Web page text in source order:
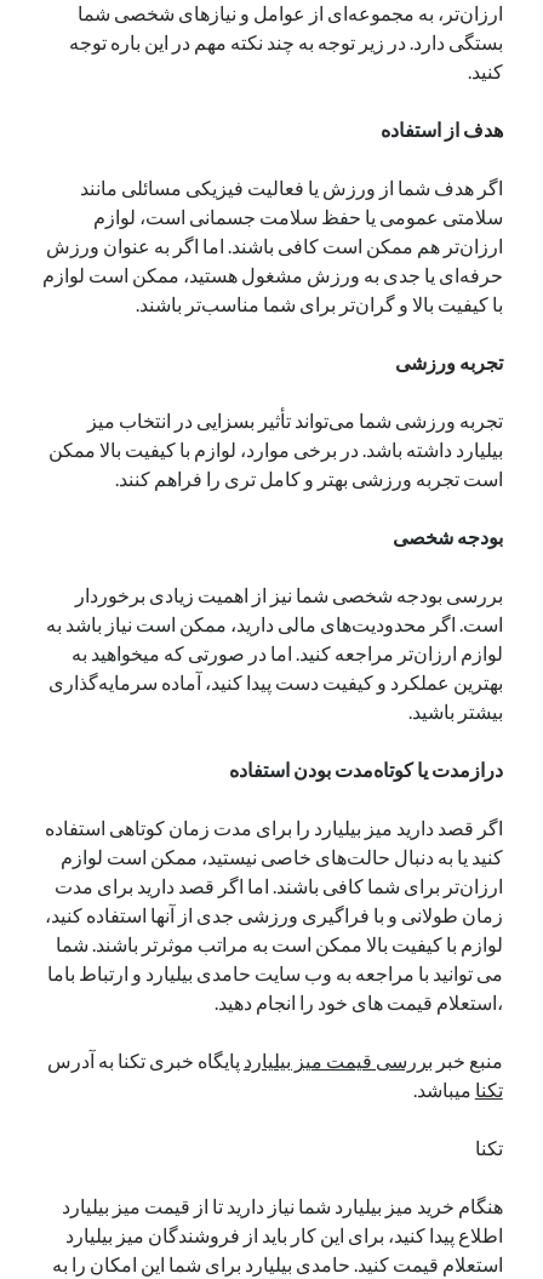
ارزان‌تر، به مجموعه‌ای از عوامل و نیازهای شخصی شما
بستگی دارد. در زیر توجه به چند نکته مهم در این باره توجه
کنید.
هدف از استفاده
اگر هدف شما از ورزش یا فعالیت فیزیکی مسائلی مانند
سلامتی عمومی یا حفظ سلامت جسمانی است، لوازم
ارزان‌تر هم ممکن است کافی باشند. اما اگر به عنوان ورزش
حرفه‌ای یا جدی به ورزش مشغول هستید، ممکن است لوازم
با کیفیت بالا و گران‌تر برای شما مناسب‌تر باشند.
تجربه ورزشی
تجربه ورزشی شما می‌تواند تأثیر بسزایی در انتخاب میز
بیلیارد داشته باشد. در برخی موارد، لوازم با کیفیت بالا ممکن
است تجربه ورزشی بهتر و کامل تری را فراهم کنند.
بودجه شخصی
بررسی بودجه شخصی شما نیز از اهمیت زیادی برخوردار
است. اگر محدودیت‌های مالی دارید، ممکن است نیاز باشد به
لوازم ارزان‌تر مراجعه کنید. اما در صورتی که میخواهید به
بهترین عملکرد و کیفیت دست پیدا کنید، آماده سرمایه‌گذاری
بیشتر باشید.
درازمدت یا کوتاه‌مدت بودن استفاده
اگر قصد دارید میز بیلیارد را برای مدت زمان کوتاهی استفاده
کنید یا به دنبال حالت‌های خاصی نیستید، ممکن است لوازم
ارزان‌تر برای شما کافی باشند. اما اگر قصد دارید برای مدت
زمان طولانی و با فراگیری ورزشی جدی از آنها استفاده کنید،
لوازم با کیفیت بالا ممکن است به مراتب موثرتر باشند. شما
می توانید با مراجعه به وب سایت حامدی بیلیارد و ارتباط باما
،استعلام قیمت های خود را انجام دهید.
منبع خبر بررسی قیمت میز بیلیارد پایگاه خبری تکنا به آدرس
تکنا میباشد.
تکنا
هنگام خرید میز بیلیارد شما نیاز دارید تا از قیمت میز بیلیارد
اطلاع پیدا کنید، برای این کار باید از فروشندگان میز بیلیارد
استعلام قیمت کنید. حامدی بیلیارد برای شما این امکان را به